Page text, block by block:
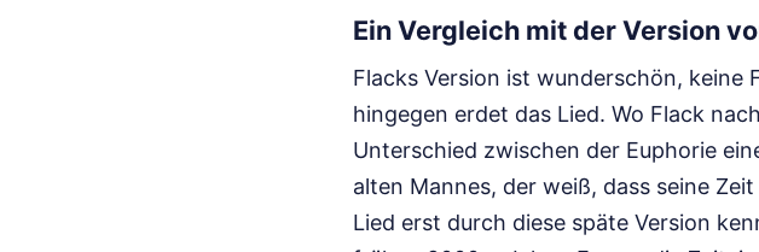
Ein Vergleich mit der Version
Flacks Version ist wunderschön, keine
hingegen erdet das Lied. Wo Flack
Unterschied zwischen der Euphorie
alten Mannes, der weiß, dass seine
Lied erst durch diese späte Version